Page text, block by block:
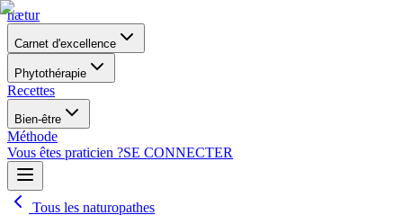
nætur
Carnet d'excellence
Phytothérapie
Recettes
Bien-être
Méthode
Vous êtes praticien ?SE CONNECTER
Tous les naturopathes